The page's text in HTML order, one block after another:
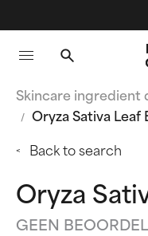
Skincare ingredient
Oryza Sativa Leaf
Back to search
Oryza
GEEN